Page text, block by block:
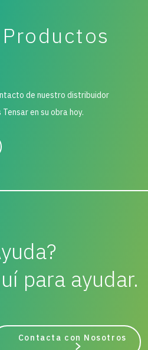
de nuestro distribuidor
en su obra hoy.
para ayudar.
Contacta con Nosotros